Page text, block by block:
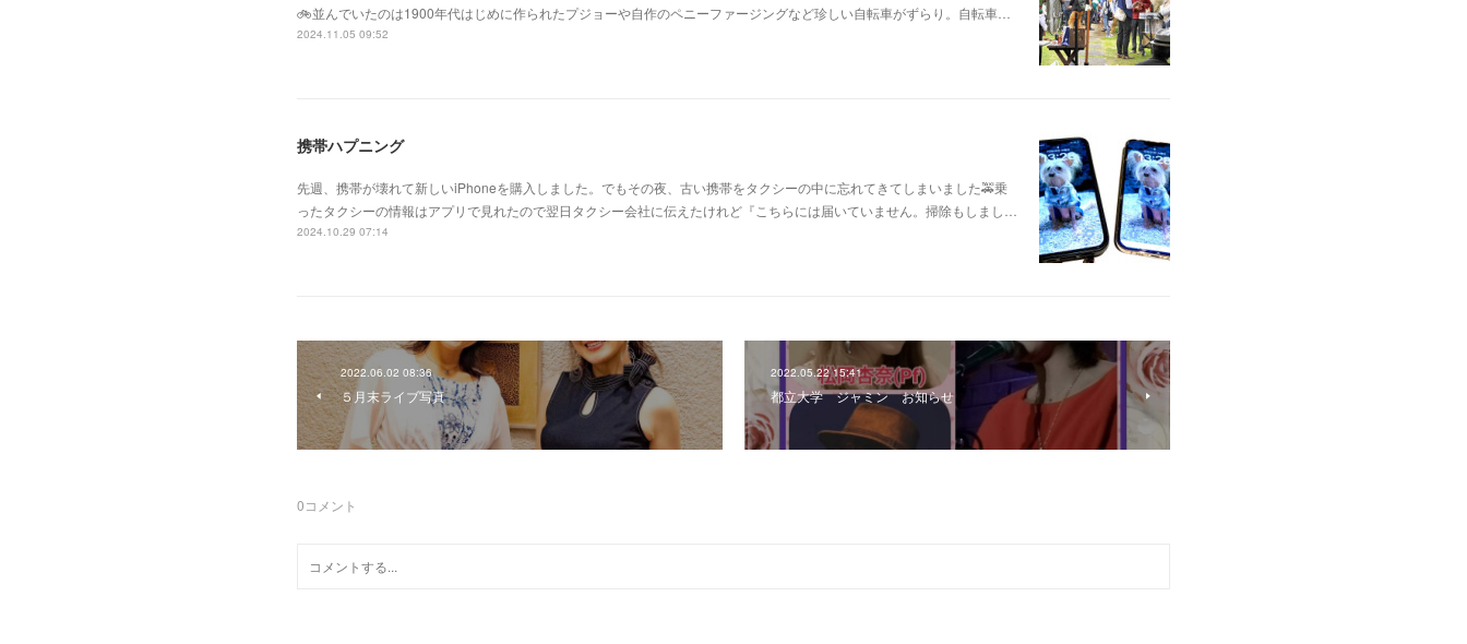
🚲並んでいたのは1900年代はじめに作られたプジョーや自作のペニーファージングなど珍しい自転車がずらり。自転車…
2024.11.05 09:52
携帯ハプニング
先週、携帯が壊れて新しいiPhoneを購入しました。でもその夜、古い携帯をタクシーの中に忘れてきてしまいました🚕乗
ったタクシーの情報はアプリで見れたので翌日タクシー会社に伝えたけれど『こちらには届いていません。掃除もしまし…
2024.10.29 07:14
2022.06.02 08:36
５月末ライブ写真
2022.05.22 15:41
都立大学 ジャミン お知らせ
0コメント